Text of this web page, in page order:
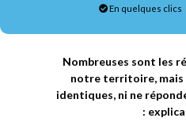
En quelques clics
Nombreuses sont les
notre territoire, mais
identiques, ni ne
: